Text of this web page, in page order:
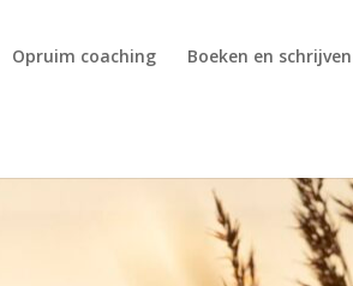
Opruim coaching Boeken en schrijven